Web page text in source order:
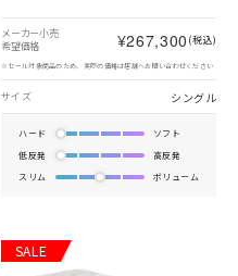
メーカー小売
希望価格
¥267,300 (税込)
※セール対象商品のため、実際の価格は店舗へお問い合わせください
サイズ シングル
ハード
ソフト
低反発
高反発
スリム
ボリューム
SALE